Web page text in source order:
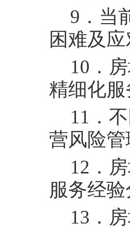
9 ．
困难及应
10 ．
精细化服
11 ．
营风险
12 ．
服务经
13 ．